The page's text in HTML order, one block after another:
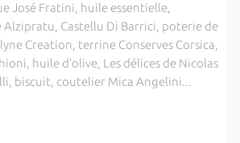
José Fratini, huile essentielle,
Castellu Di Barrici, poterie de
Creation, terrine Conserves Corsica,
huile d’olive, Les délices de Nicolas
biscuit, coutelier Mica Angelini...